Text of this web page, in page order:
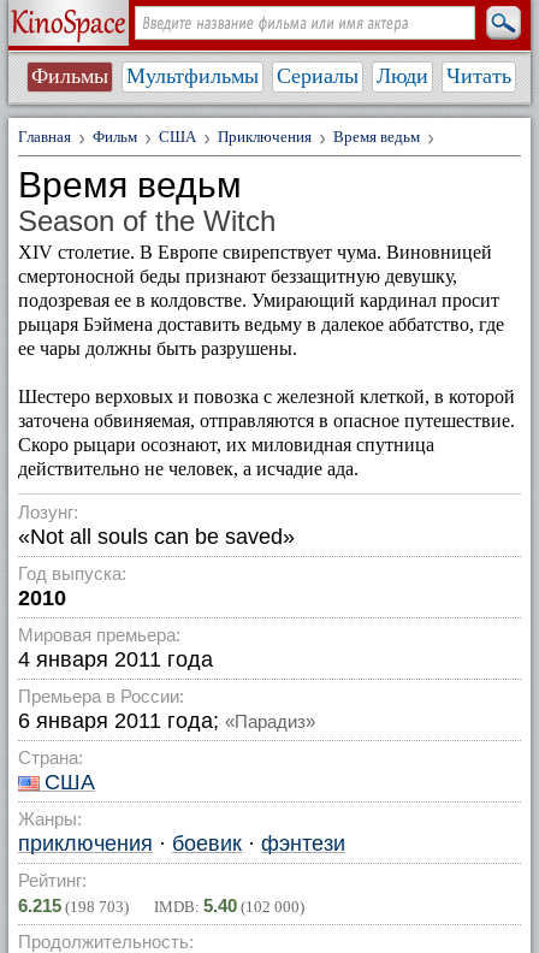
Фильмы Мультфильмы Сериалы Люди Читать
Главная Фильм США Приключения Время ведьм
Время ведьм
Season of the Witch
XIV столетие. В Европе свирепствует чума. Виновницей
смертоносной беды признают беззащитную девушку,
подозревая ее в колдовстве. Умирающий кардинал просит
рыцаря Бэймена доставить ведьму в далекое аббатство, где
ее чары должны быть разрушены.
Шестеро верховых и повозка с железной клеткой, в которой
заточена обвиняемая, отправляются в опасное путешествие.
Скоро рыцари осознают, их миловидная спутница
действительно не человек, а исчадие ада.
Лозунг:
«Not all souls can be saved»
Год выпуска:
2010
Мировая премьера:
4 января 2011 года
Премьера в России:
6 января 2011 года; «Парадиз»
Страна:
США
Жанры:
приключения · боевик · фэнтези
Рейтинг:
6.215 (198 703) IMDB: 5.40 (102 000)
Продолжительность: